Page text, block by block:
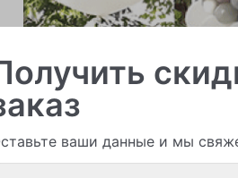
Арки и гирлянды из шаров
ваши данные и мы